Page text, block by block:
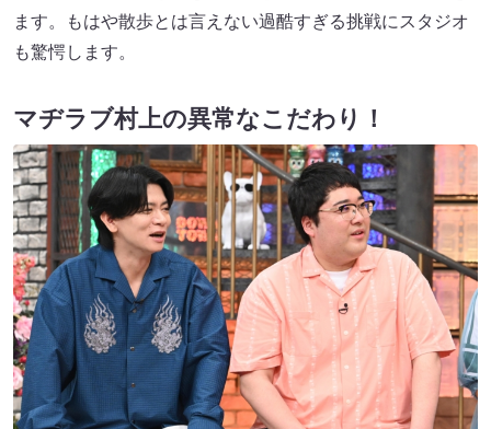
ます。もはや散歩とは言えない過酷すぎる挑戦にスタジオ
も驚愕します。
マヂラブ村上の異常なこだわり！